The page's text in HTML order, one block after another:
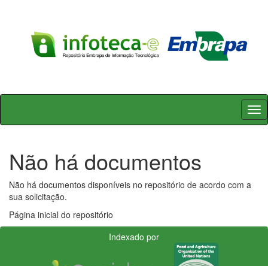
Skip
Não há documentos
Não há documentos disponíveis no repositório de acordo com a
sua solicitação.
Página inicial do repositório
Indexado por